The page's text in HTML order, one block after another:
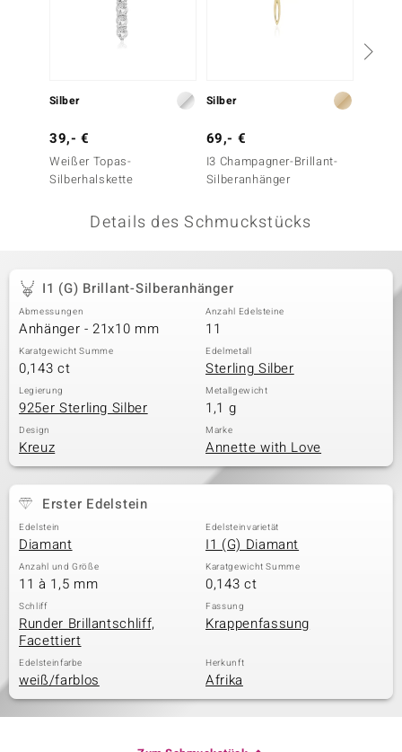
BY DE MELO
Classics
Silber
39,- €
Weißer Topas-
Silberhalskette
Silber
69,- €
I3 Champagner-Brillant-
Silberanhänger
Details des Schmuckstücks
I1 (G) Brillant-Silberanhänger
Abmessungen
Anhänger - 21x10 mm
Anzahl Edelsteine
11
Karatgewicht Summe
0,143 ct
Edelmetall
Sterling Silber
Legierung
925er Sterling Silber
Metallgewicht
1,1 g
Design
Kreuz
Marke
Annette with Love
Erster Edelstein
Edelstein
Diamant
Edelsteinvarietät
I1 (G) Diamant
Anzahl und Größe
11 à 1,5 mm
Karatgewicht Summe
0,143 ct
Schliff
Runder Brillantschliff,
Facettiert
Fassung
Krappenfassung
Edelsteinfarbe
weiß/farblos
Herkunft
Afrika